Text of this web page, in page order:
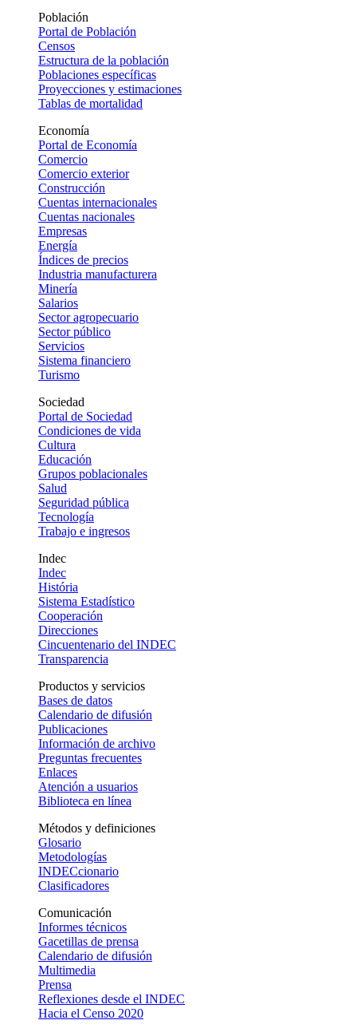
Población
Portal de Población
Censos
Estructura de la población
Poblaciones específicas
Proyecciones y estimaciones
Tablas de mortalidad
Economía
Portal de Economía
Comercio
Comercio exterior
Construcción
Cuentas internacionales
Cuentas nacionales
Empresas
Energía
Índices de precios
Industria manufacturera
Minería
Salarios
Sector agropecuario
Sector público
Servicios
Sistema financiero
Turismo
Sociedad
Portal de Sociedad
Condiciones de vida
Cultura
Educación
Grupos poblacionales
Salud
Seguridad pública
Tecnología
Trabajo e ingresos
Indec
Indec
História
Sistema Estadístico
Cooperación
Direcciones
Cincuentenario del INDEC
Transparencia
Productos y servicios
Bases de datos
Calendario de difusión
Publicaciones
Información de archivo
Preguntas frecuentes
Enlaces
Atención a usuarios
Biblioteca en línea
Métodos y definiciones
Glosario
Metodologías
INDECcionario
Clasificadores
Comunicación
Informes técnicos
Gacetillas de prensa
Calendario de difusión
Multimedia
Prensa
Reflexiones desde el INDEC
Hacia el Censo 2020